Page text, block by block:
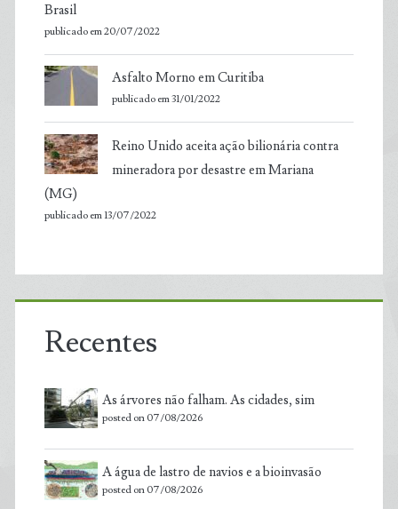
Brasil
publicado em 20/07/2022
Asfalto Morno em Curitiba
publicado em 31/01/2022
Reino Unido aceita ação bilionária contra
mineradora por desastre em Mariana
(MG)
publicado em 13/07/2022
Recentes
As árvores não falham. As cidades, sim
posted on 07/08/2026
A água de lastro de navios e a bioinvasão
posted on 07/08/2026